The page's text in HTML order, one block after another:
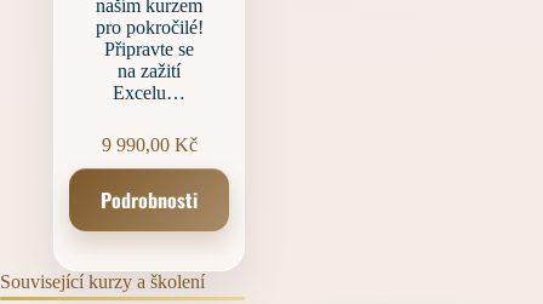
naším kurzem
pro pokročilé!
Připravte se
na zažití
Excelu…
9 990,00 Kč
Podrobnosti
Související kurzy a školení